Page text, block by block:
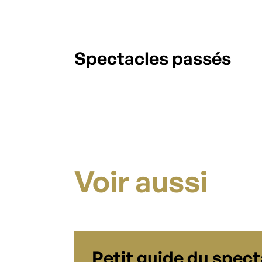
Spectacles passés
Voir aussi